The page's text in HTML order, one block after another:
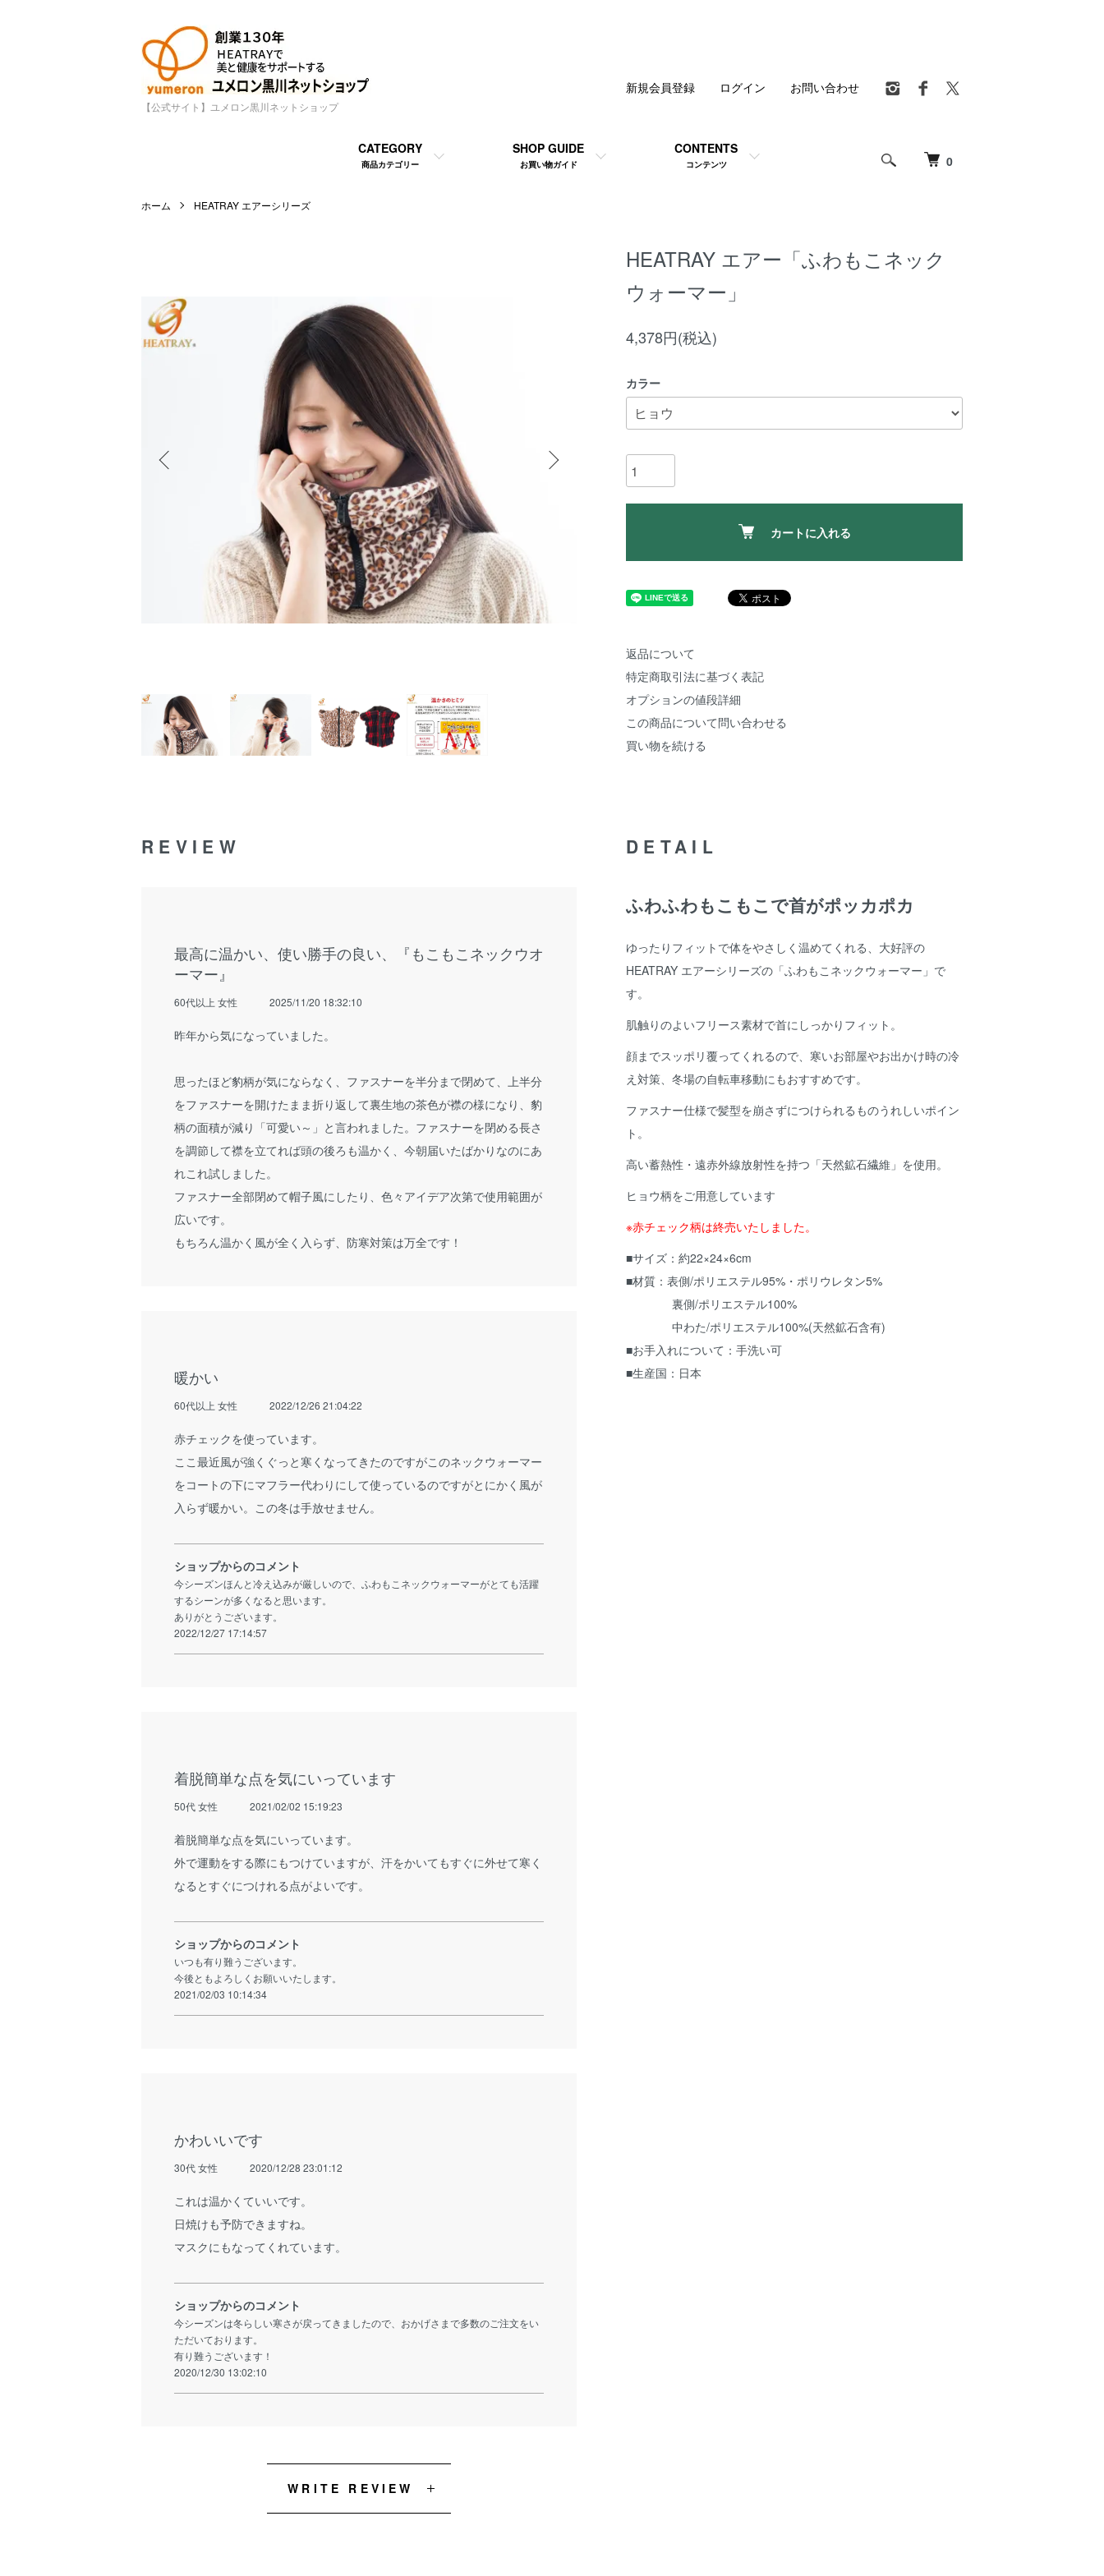
【公式サイト】ユメロン黒川ネットショップ
0
CATEGORY
商品カテゴリー
SHOP GUIDE
お買い物ガイド
CONTENTS
コンテンツ
新規会員登録 ログイン お問い合わせ
ホーム HEATRAY エアーシリーズ
HEATRAY エアー「ふわもこネック
ウォーマー」
4,378円(税込)
カラー
カートに入れる
返品について
特定商取引法に基づく表記
オプションの値段詳細
この商品について問い合わせる
買い物を続ける
DETAIL
ふわふわもこもこで首がポッカポカ
ゆったりフィットで体をやさしく温めてくれる、大好評の
HEATRAY エアーシリーズの「ふわもこネックウォーマー」で
す。
肌触りのよいフリース素材で首にしっかりフィット。
顔までスッポリ覆ってくれるので、寒いお部屋やお出かけ時の冷
え対策、冬場の自転車移動にもおすすめです。
ファスナー仕様で髪型を崩さずにつけられるものうれしいポイン
ト。
高い蓄熱性・遠赤外線放射性を持つ「天然鉱石繊維」を使用。
ヒョウ柄をご用意しています
※赤チェック柄は終売いたしました。
■サイズ：約22×24×6cm
■材質：表側/ポリエステル95%・ポリウレタン5%
裏側/ポリエステル100%
中わた/ポリエステル100%(天然鉱石含有)
■お手入れについて：手洗い可
■生産国：日本
REVIEW
最高に温かい、使い勝手の良い、『もこもこネックウオ
ーマー』
60代以上 女性 2025/11/20 18:32:10
昨年から気になっていました。
思ったほど豹柄が気にならなく、ファスナーを半分まで閉めて、上半分
をファスナーを開けたまま折り返して裏生地の茶色が襟の様になり、豹
柄の面積が減り「可愛い～」と言われました。ファスナーを閉める長さ
を調節して襟を立てれば頭の後ろも温かく、今朝届いたばかりなのにあ
れこれ試しました。
ファスナー全部閉めて帽子風にしたり、色々アイデア次第で使用範囲が
広いです。
もちろん温かく風が全く入らず、防寒対策は万全です！
暖かい
60代以上 女性 2022/12/26 21:04:22
赤チェックを使っています。
ここ最近風が強くぐっと寒くなってきたのですがこのネックウォーマー
をコートの下にマフラー代わりにして使っているのですがとにかく風が
入らず暖かい。この冬は手放せません。
ショップからのコメント
今シーズンほんと冷え込みが厳しいので、ふわもこネックウォーマーがとても活躍
するシーンが多くなると思います。
ありがとうございます。
2022/12/27 17:14:57
着脱簡単な点を気にいっています
50代 女性 2021/02/02 15:19:23
着脱簡単な点を気にいっています。
外で運動をする際にもつけていますが、汗をかいてもすぐに外せて寒く
なるとすぐにつけれる点がよいです。
ショップからのコメント
いつも有り難うございます。
今後ともよろしくお願いいたします。
2021/02/03 10:14:34
かわいいです
30代 女性 2020/12/28 23:01:12
これは温かくていいです。
日焼けも予防できますね。
マスクにもなってくれています。
ショップからのコメント
今シーズンは冬らしい寒さが戻ってきましたので、おかげさまで多数のご注文をい
ただいております。
有り難うございます！
2020/12/30 13:02:10
WRITE REVIEW